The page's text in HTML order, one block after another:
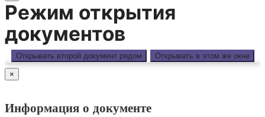
Режим открытия
документов
Открывать второй документ рядом Открывать в этом же окне
×
Информация о документе